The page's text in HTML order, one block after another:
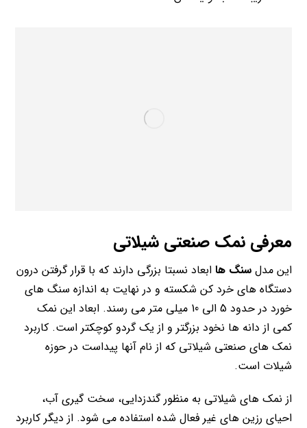
معرفی نمک صنعتی شیلاتی
این مدلسنگ ها ابعاد نسبتا بزرگی دارند که با قرار گرفتن درون
دستگاه های خرد کن شکسته و در نهایت به اندازه سنگ های
خورد در حدود 5 الی 10 میلی متر می رسند. ابعاد این نمک
کمی از دانه ها نخود بزرگتر و از یک گردو کوچکتر است. کاربرد
نمک های صنعتی شیلاتی که از نام آنها پیداست در حوزه
شیلات است.
از نمک های شیلاتی به منظور گندزدایی، سخت گیری آب،
احیای رزین های غیر فعال شده استفاده می شود. از دیگر کاربرد